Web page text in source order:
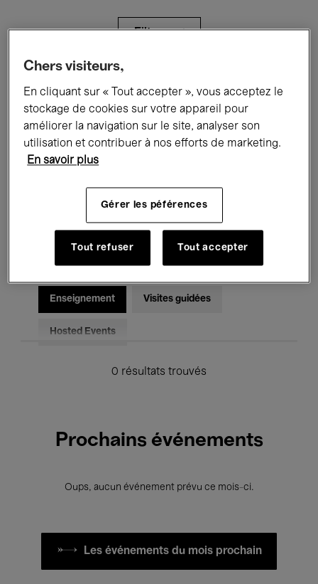
Filtres
Expositions Films Performances
Rencontres & Débats Jazz
Musique électronique
Pour tous Kids’ Palace
Enseignement Visites guidées
Hosted Events
0 résultats trouvés
Prochains événements
Oups, aucun événement prévu ce mois-ci.
Les événements du mois prochain
Chers visiteurs,
En cliquant sur « Tout accepter », vous acceptez le
stockage de cookies sur votre appareil pour
améliorer la navigation sur le site, analyser son
utilisation et contribuer à nos efforts de marketing.
En savoir plus
Gérer les péférences
Tout refuser Tout accepter